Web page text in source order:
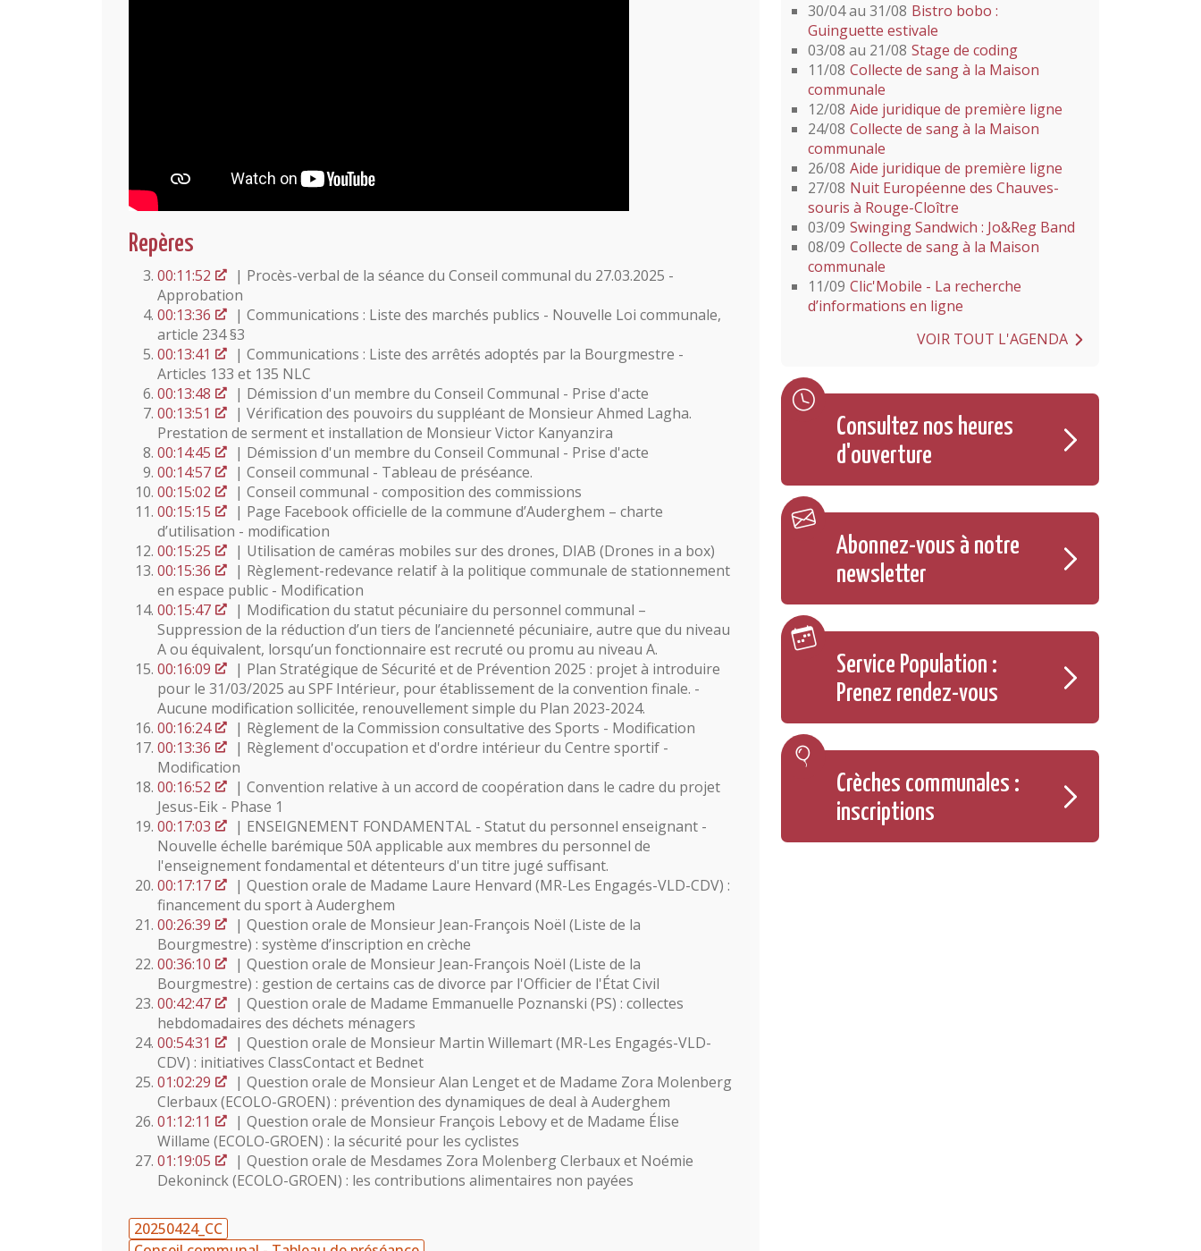
Repères
00:11:52
| Procès-verbal de la séance du Conseil communal du 27.03.2025 -
Approbation
00:13:36
| Communications : Liste des marchés publics - Nouvelle Loi communale,
article 234 §3
00:13:41
| Communications : Liste des arrêtés adoptés par la Bourgmestre -
Articles 133 et 135 NLC
00:13:48
| Démission d'un membre du Conseil Communal - Prise d'acte
00:13:51
| Vérification des pouvoirs du suppléant de Monsieur Ahmed Lagha.
Prestation de serment et installation de Monsieur Victor Kanyanzira
00:14:45
| Démission d'un membre du Conseil Communal - Prise d'acte
00:14:57
| Conseil communal - Tableau de préséance.
00:15:02
| Conseil communal - composition des commissions
00:15:15
| Page Facebook officielle de la commune d’Auderghem – charte
d’utilisation - modification
00:15:25
| Utilisation de caméras mobiles sur des drones, DIAB (Drones in a box)
00:15:36
| Règlement-redevance relatif à la politique communale de stationnement
en espace public - Modification
00:15:47
| Modification du statut pécuniaire du personnel communal –
Suppression de la réduction d’un tiers de l’ancienneté pécuniaire, autre que du niveau
A ou équivalent, lorsqu’un fonctionnaire est recruté ou promu au niveau A.
00:16:09
| Plan Stratégique de Sécurité et de Prévention 2025 : projet à introduire
pour le 31/03/2025 au SPF Intérieur, pour établissement de la convention finale. -
Aucune modification sollicitée, renouvellement simple du Plan 2023-2024.
00:16:24
| Règlement de la Commission consultative des Sports - Modification
00:13:36
| Règlement d'occupation et d'ordre intérieur du Centre sportif -
Modification
00:16:52
| Convention relative à un accord de coopération dans le cadre du projet
Jesus-Eik - Phase 1
00:17:03
| ENSEIGNEMENT FONDAMENTAL - Statut du personnel enseignant -
Nouvelle échelle barémique 50A applicable aux membres du personnel de
l'enseignement fondamental et détenteurs d'un titre jugé suffisant.
00:17:17
| Question orale de Madame Laure Henvard (MR-Les Engagés-VLD-CDV) :
financement du sport à Auderghem
00:26:39
| Question orale de Monsieur Jean-François Noël (Liste de la
Bourgmestre) : système d’inscription en crèche
00:36:10
| Question orale de Monsieur Jean-François Noël (Liste de la
Bourgmestre) : gestion de certains cas de divorce par l'Officier de l'État Civil
00:42:47
| Question orale de Madame Emmanuelle Poznanski (PS) : collectes
hebdomadaires des déchets ménagers
00:54:31
| Question orale de Monsieur Martin Willemart (MR-Les Engagés-VLD-
CDV) : initiatives ClassContact et Bednet
01:02:29
| Question orale de Monsieur Alan Lenget et de Madame Zora Molenberg
Clerbaux (ECOLO-GROEN) : prévention des dynamiques de deal à Auderghem
01:12:11
| Question orale de Monsieur François Lebovy et de Madame Élise
Willame (ECOLO-GROEN) : la sécurité pour les cyclistes
01:19:05
| Question orale de Mesdames Zora Molenberg Clerbaux et Noémie
Dekoninck (ECOLO-GROEN) : les contributions alimentaires non payées
20250424_CC
30/04 au 31/08 Bistro bobo :
Guinguette estivale
03/08 au 21/08 Stage de coding
11/08 Collecte de sang à la Maison
communale
12/08 Aide juridique de première ligne
24/08 Collecte de sang à la Maison
communale
26/08 Aide juridique de première ligne
27/08 Nuit Européenne des Chauves-
souris à Rouge-Cloître
03/09 Swinging Sandwich : Jo&Reg Band
08/09 Collecte de sang à la Maison
communale
11/09 Clic'Mobile - La recherche
d’informations en ligne
VOIR TOUT L'AGENDA
Consultez nos heures
d'ouverture
Abonnez-vous à notre
newsletter
Service Population :
Prenez rendez-vous
Crèches communales :
inscriptions